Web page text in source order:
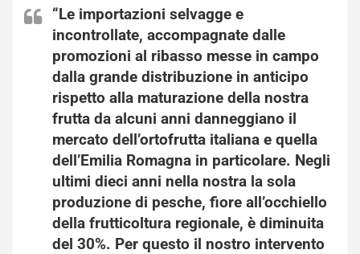
“Le importazioni selvagge e
incontrollate, accompagnate dalle
promozioni al ribasso messe in campo
dalla grande distribuzione in anticipo
rispetto alla maturazione della nostra
frutta da alcuni anni danneggiano il
mercato dell’ortofrutta italiana e quella
dell’Emilia Romagna in particolare. Negli
ultimi dieci anni nella nostra la sola
produzione di pesche, fiore all’occhiello
della frutticoltura regionale, è diminuita
del 30%. Per questo il nostro intervento